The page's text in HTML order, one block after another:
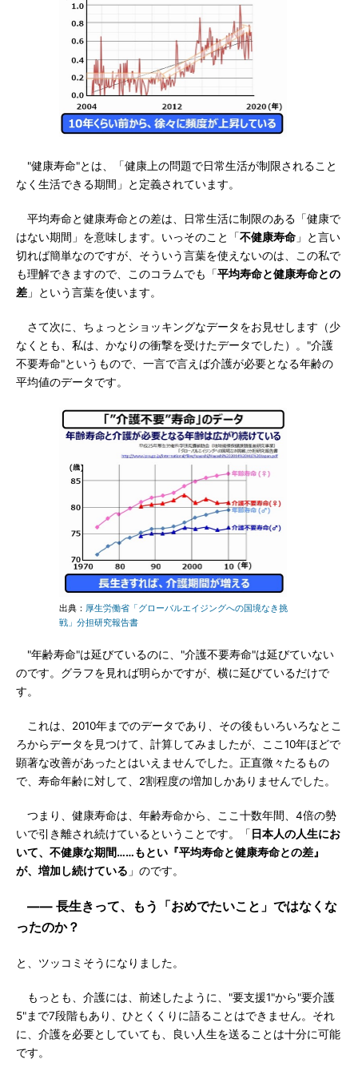
"健康寿命"とは、「健康上の問題で日常生活が制限されること
なく生活できる期間」と定義されています。
平均寿命と健康寿命との差は、日常生活に制限のある「健康で
はない期間」を意味します。いっそのこと「不健康寿命 」と言い
切れば簡単なのですが、そういう言葉を使えないのは、この私で
も理解できますので、このコラムでも「平均寿命と健康寿命との
差 」という言葉を使います。
さて次に、ちょっとショッキングなデータをお見せします（少
なくとも、私は、かなりの衝撃を受けたデータでした）。"介護
不要寿命"というもので、一言で言えば介護が必要となる年齢の
平均値のデータです。
出典： 厚生労働省「グローバルエイジングへの国境なき挑
戦」分担研究報告書
"年齢寿命"は延びているのに、"介護不要寿命"は延びていない
のです。グラフを見れば明らかですが、横に延びているだけで
す。
これは、2010年までのデータであり、その後もいろいろなとこ
ろからデータを見つけて、計算してみましたが、ここ10年ほどで
顕著な改善があったとはいえませんでした。正直微々たるもの
で、寿命年齢に対して、2割程度の増加しかありませんでした。
つまり、健康寿命は、年齢寿命から、ここ十数年間、4倍の勢
いで引き離され続けているということです。「日本人の人生にお
いて、不健康な期間……もとい『平均寿命と健康寿命との差』
が、増加し続けている 」のです。
―― 長生きって、もう「おめでたいこと」ではなくな
ったのか？
と、ツッコミそうになりました。
もっとも、介護には、前述したように、"要支援1"から"要介護
5"まで7段階もあり、ひとくくりに語ることはできません。それ
に、介護を必要としていても、良い人生を送ることは十分に可能
です。